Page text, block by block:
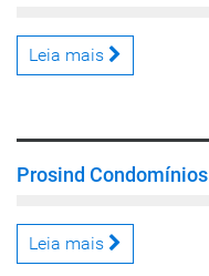
Leia mais
Prosind Condomínios
Leia mais